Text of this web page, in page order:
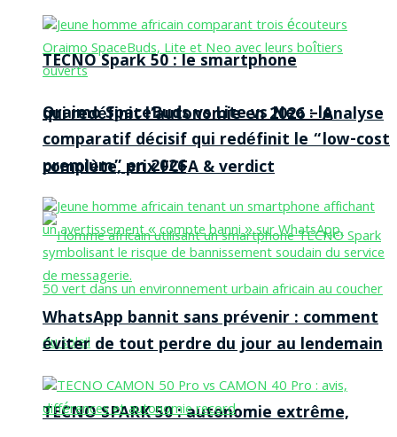
TECNO Spark 50 : le smartphone
qui redéfinit l’autonomie en 2026 – Analyse
complète, prix FCFA & verdict
TECNO SPARK 50 : autonomie extrême,
Oraimo SpaceBuds vs Lite vs Neo : le
comparatif décisif qui redéfinit le “low-cost
premium” en 2026
WhatsApp bannit sans prévenir : comment
éviter de tout perdre du jour au lendemain